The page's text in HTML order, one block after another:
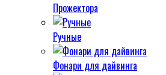
Прожектора
Ручные
Фонари для дайвинга